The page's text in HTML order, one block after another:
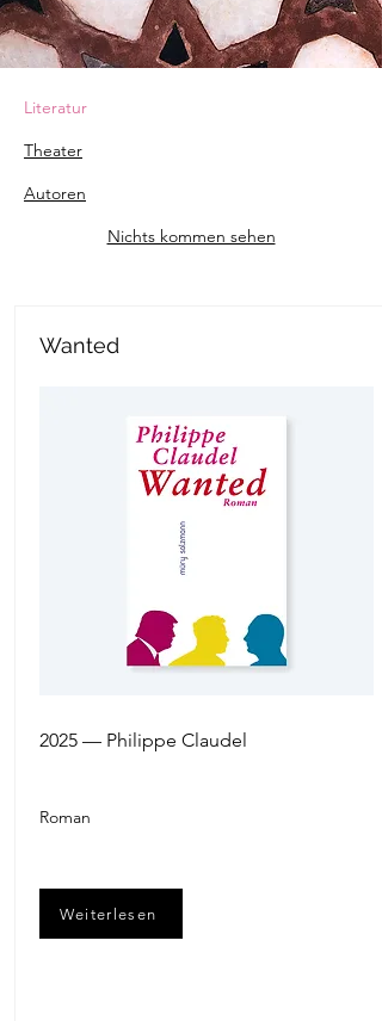
Literatur
Theater
Autoren
Nichts kommen sehen
Wanted
2025 — Philippe Claudel
Roman
Weiterlesen